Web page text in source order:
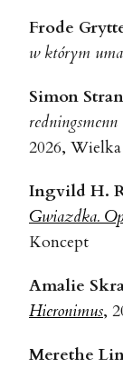
Frode
w którym
Simon
redningsmenn
2026,
Ingvild H.
Gwiazdka.
Koncept
Amalie
Hieronimus,
Merethe